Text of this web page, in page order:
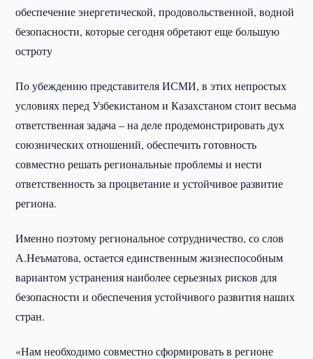
обеспечение энергетической, продовольственной, водной
безопасности, которые сегодня обретают еще большую
остроту
По убеждению представителя ИСМИ, в этих непростых
условиях перед Узбекистаном и Казахстаном стоит весьма
ответственная задача – на деле продемонстрировать дух
союзнических отношений, обеспечить готовность
совместно решать региональные проблемы и нести
ответственность за процветание и устойчивое развитие
региона.
Именно поэтому региональное сотрудничество, со слов
А.Неъматова, остается единственным жизнеспособным
вариантом устранения наиболее серьезных рисков для
безопасности и обеспечения устойчивого развития наших
стран.
«Нам необходимо совместно сформировать в регионе